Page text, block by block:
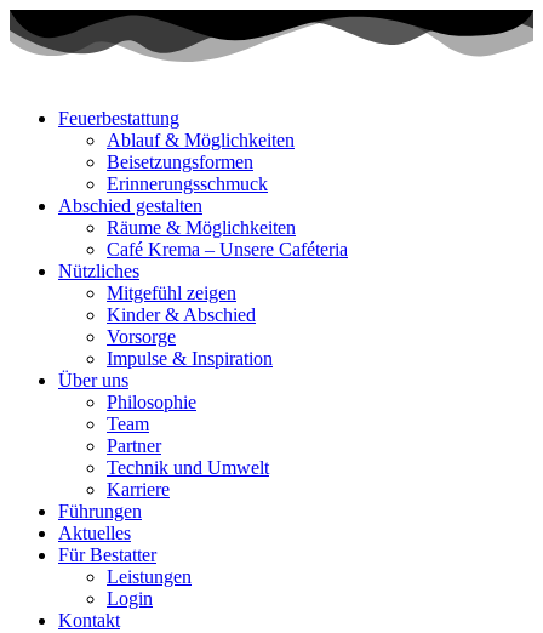
Zum
Inhalt
wechseln
Feuerbestattung
Ablauf & Möglichkeiten
Beisetzungsformen
Erinnerungsschmuck
Abschied gestalten
Räume & Möglichkeiten
Café Krema – Unsere Caféteria
Nützliches
Mitgefühl zeigen
Kinder & Abschied
Vorsorge
Impulse & Inspiration​
Über uns
Philosophie
Team
Partner
Technik und Umwelt
Karriere
Führungen
Aktuelles
Für Bestatter
Leistungen
Login
Kontakt